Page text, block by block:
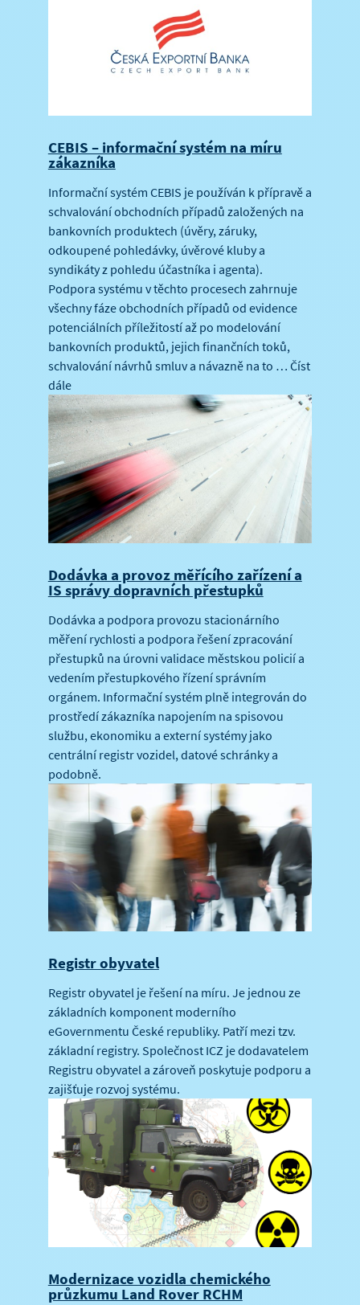
CEBIS – informační systém na míru
zákazníka
Informační systém CEBIS je používán k přípravě a
schvalování obchodních případů založených na
bankovních produktech (úvěry, záruky,
odkoupené pohledávky, úvěrové kluby a
syndikáty z pohledu účastníka i agenta).
Podpora systému v těchto procesech zahrnuje
všechny fáze obchodních případů od evidence
potenciálních příležitostí až po modelování
bankovních produktů, jejich finančních toků,
schvalování návrhů smluv a návazně na to … Číst
dále
Dodávka a provoz měřícího zařízení a
IS správy dopravních přestupků
Dodávka a podpora provozu stacionárního
měření rychlosti a podpora řešení zpracování
přestupků na úrovni validace městskou policií a
vedením přestupkového řízení správním
orgánem. Informační systém plně integrován do
prostředí zákazníka napojením na spisovou
službu, ekonomiku a externí systémy jako
centrální registr vozidel, datové schránky a
podobně.
Registr obyvatel
Registr obyvatel je řešení na míru. Je jednou ze
základních komponent moderního
eGovernmentu České republiky. Patří mezi tzv.
základní registry. Společnost ICZ je dodavatelem
Registru obyvatel a zároveň poskytuje podporu a
zajišťuje rozvoj systému.
Modernizace vozidla chemického
průzkumu Land Rover RCHM